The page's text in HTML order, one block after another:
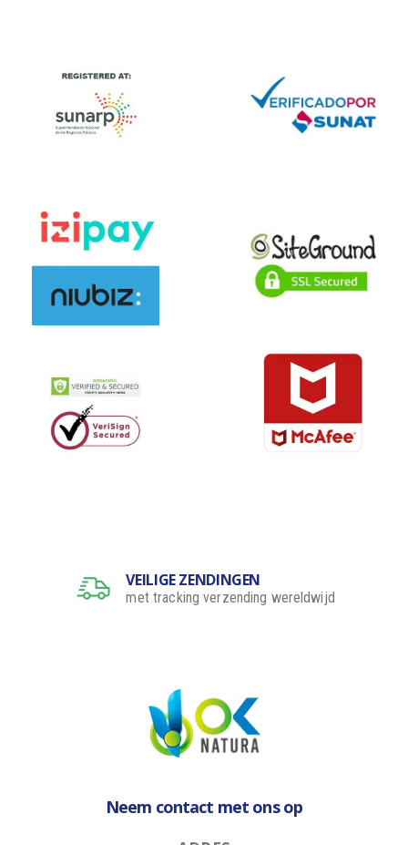
VEILIGE ZENDINGEN
met tracking verzending wereldwijd
Neem contact met ons op